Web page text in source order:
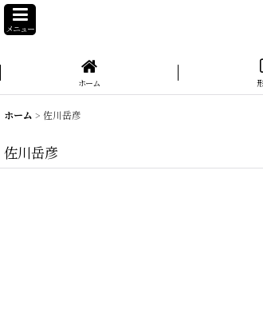
メニュー
ホーム
ホーム > 佐川岳彦
佐川岳彦